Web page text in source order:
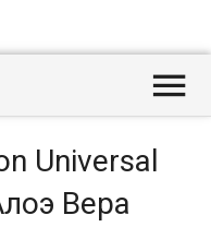

Universal
Вера